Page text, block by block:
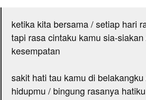
ketika kita bersama / setiap hari
tapi rasa cintaku kamu sia-
kesempatan
sakit hati tau kamu di
hidupmu / bingung rasanya